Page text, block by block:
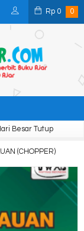
Rp 0 0
Besar Tutup
(CHOPPER)